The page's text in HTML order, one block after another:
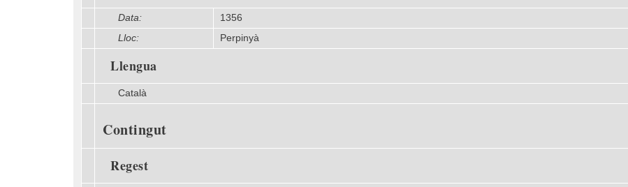
Data:
1356
Lloc:
Perpinyà
Llengua
Català
Contingut
Regest